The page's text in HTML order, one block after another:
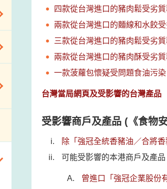
四款從台灣進口的豬肉鬆受劣
兩款從台灣進口的麵線和水餃
三款從台灣進口的豬肉鬆受劣
兩款從台灣進口的豬肉酥受劣
一款菠蘿包懷疑受問題食油污
台灣當局網頁及受影響的台灣產品
受影響商戶及產品 (《食物
除「強冠全統香豬油／合將
可能受影響的本港商戶及產品
曾進口「強冠企業股份